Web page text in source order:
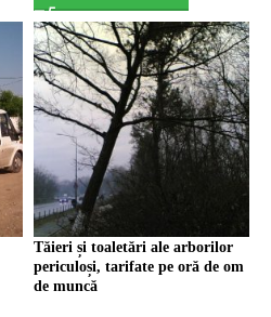
Tăieri și toaletări ale arborilor
periculoși, tarifate pe oră de om
de muncă